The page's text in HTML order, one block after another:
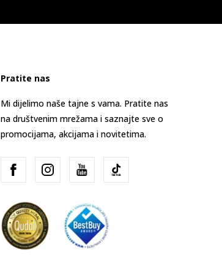
Pratite nas
Mi dijelimo naše tajne s vama. Pratite nas
na društvenim mrežama i saznajte sve o
promocijama, akcijama i novitetima.